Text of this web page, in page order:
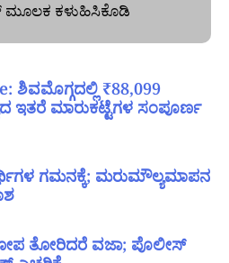
ಕಳುಹಿಸಿಕೊಡಿ
ಶಿವಮೊಗ್ಗದಲ್ಲಿ ₹88,099
ಇತರೆ ಮಾರುಕಟ್ಟೆಗಳ ಸಂಪೂರ್ಣ
ಗಮನಕ್ಕೆ; ಮರುಮೌಲ್ಯಮಾಪನ
ತೋರಿದರೆ ವಜಾ; ಪೊಲೀಸ್